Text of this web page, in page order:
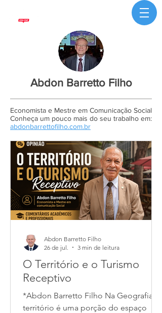
Abdon Barretto Filho
Economista e Mestre em Comunicação Social
Conheça um pouco mais do seu trabalho em:
abdonbarrettofilho.com.br
O Território e o Turismo
Receptivo
*Abdon Barretto Filho Na Geografia,
território é uma porção do espaço
Abdon Barretto Filho
26 de jul.
3 min de leitura